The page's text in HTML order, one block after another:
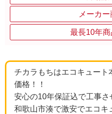
メーカ
最長10年
チカラもちはエコキュー
価格！！
安心の10年保証込で工事さ
和歌山市湊で激安でエコキ